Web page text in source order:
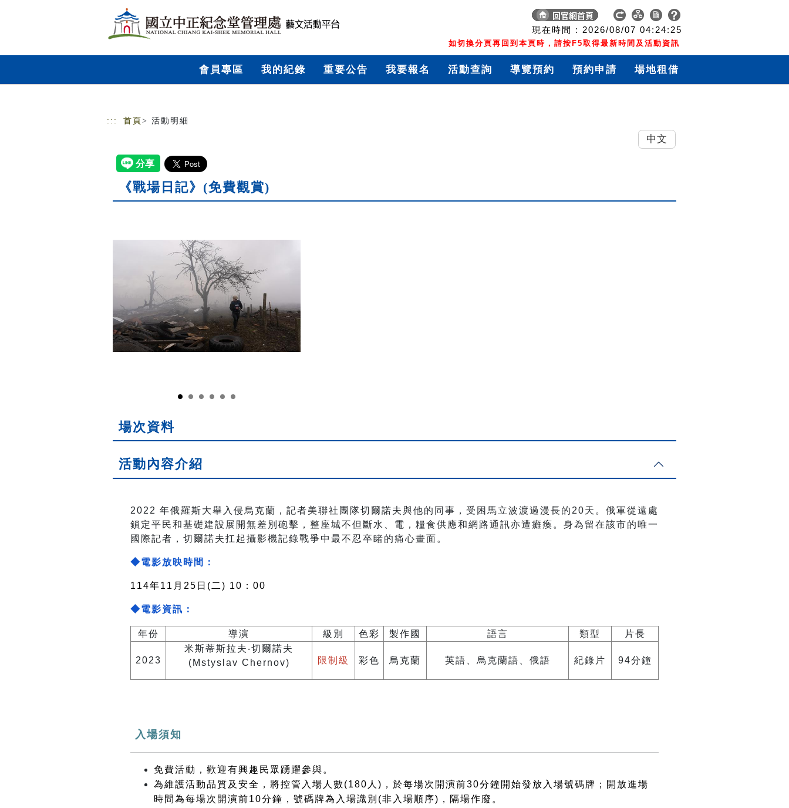
現在時間 : 2026/08/07 04:24:26
如切換分頁再回到本頁時，請按F5取得最新時間及活動資訊
會員專區 我的紀錄 重要公告 我要報名 活動查詢 導覽預約 預約申請 場地租借
::: 首頁 > 活動明細
《戰場日記》(免費觀賞)
場次資料
活動內容介紹
2022 年俄羅斯大舉入侵烏克蘭，記者美聯社團隊切爾諾夫與他的同事，受困馬立波渡過漫長的20天。俄軍從遠處
鎖定平民和基礎建設展開無差別砲擊，整座城不但斷水、電，糧食供應和網路通訊亦遭癱瘓。身為留在該市的唯一
國際記者，切爾諾夫扛起攝影機記錄戰爭中最不忍卒睹的痛心畫面。
◆電影放映時間：
114年11月25日(二) 10：00
◆電影資訊：
年份 導演 級別 色彩 製作國 語言 類型 片長
2023
米斯蒂斯拉夫‧切爾諾夫
(Mstyslav Chernov)
限制級 彩色 烏克蘭 英語、烏克蘭語、俄語 紀錄片 94分鐘
入場須知
免費活動，歡迎有興趣民眾踴躍參與。
為維護活動品質及安全，將控管入場人數(180人)，於每場次開演前30分鐘開始發放入場號碼牌；開放進場
時間為每場次開演前10分鐘，號碼牌為入場識別(非入場順序)，隔場作廢。